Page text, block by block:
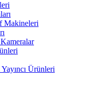
Makineleri
Ürünleri